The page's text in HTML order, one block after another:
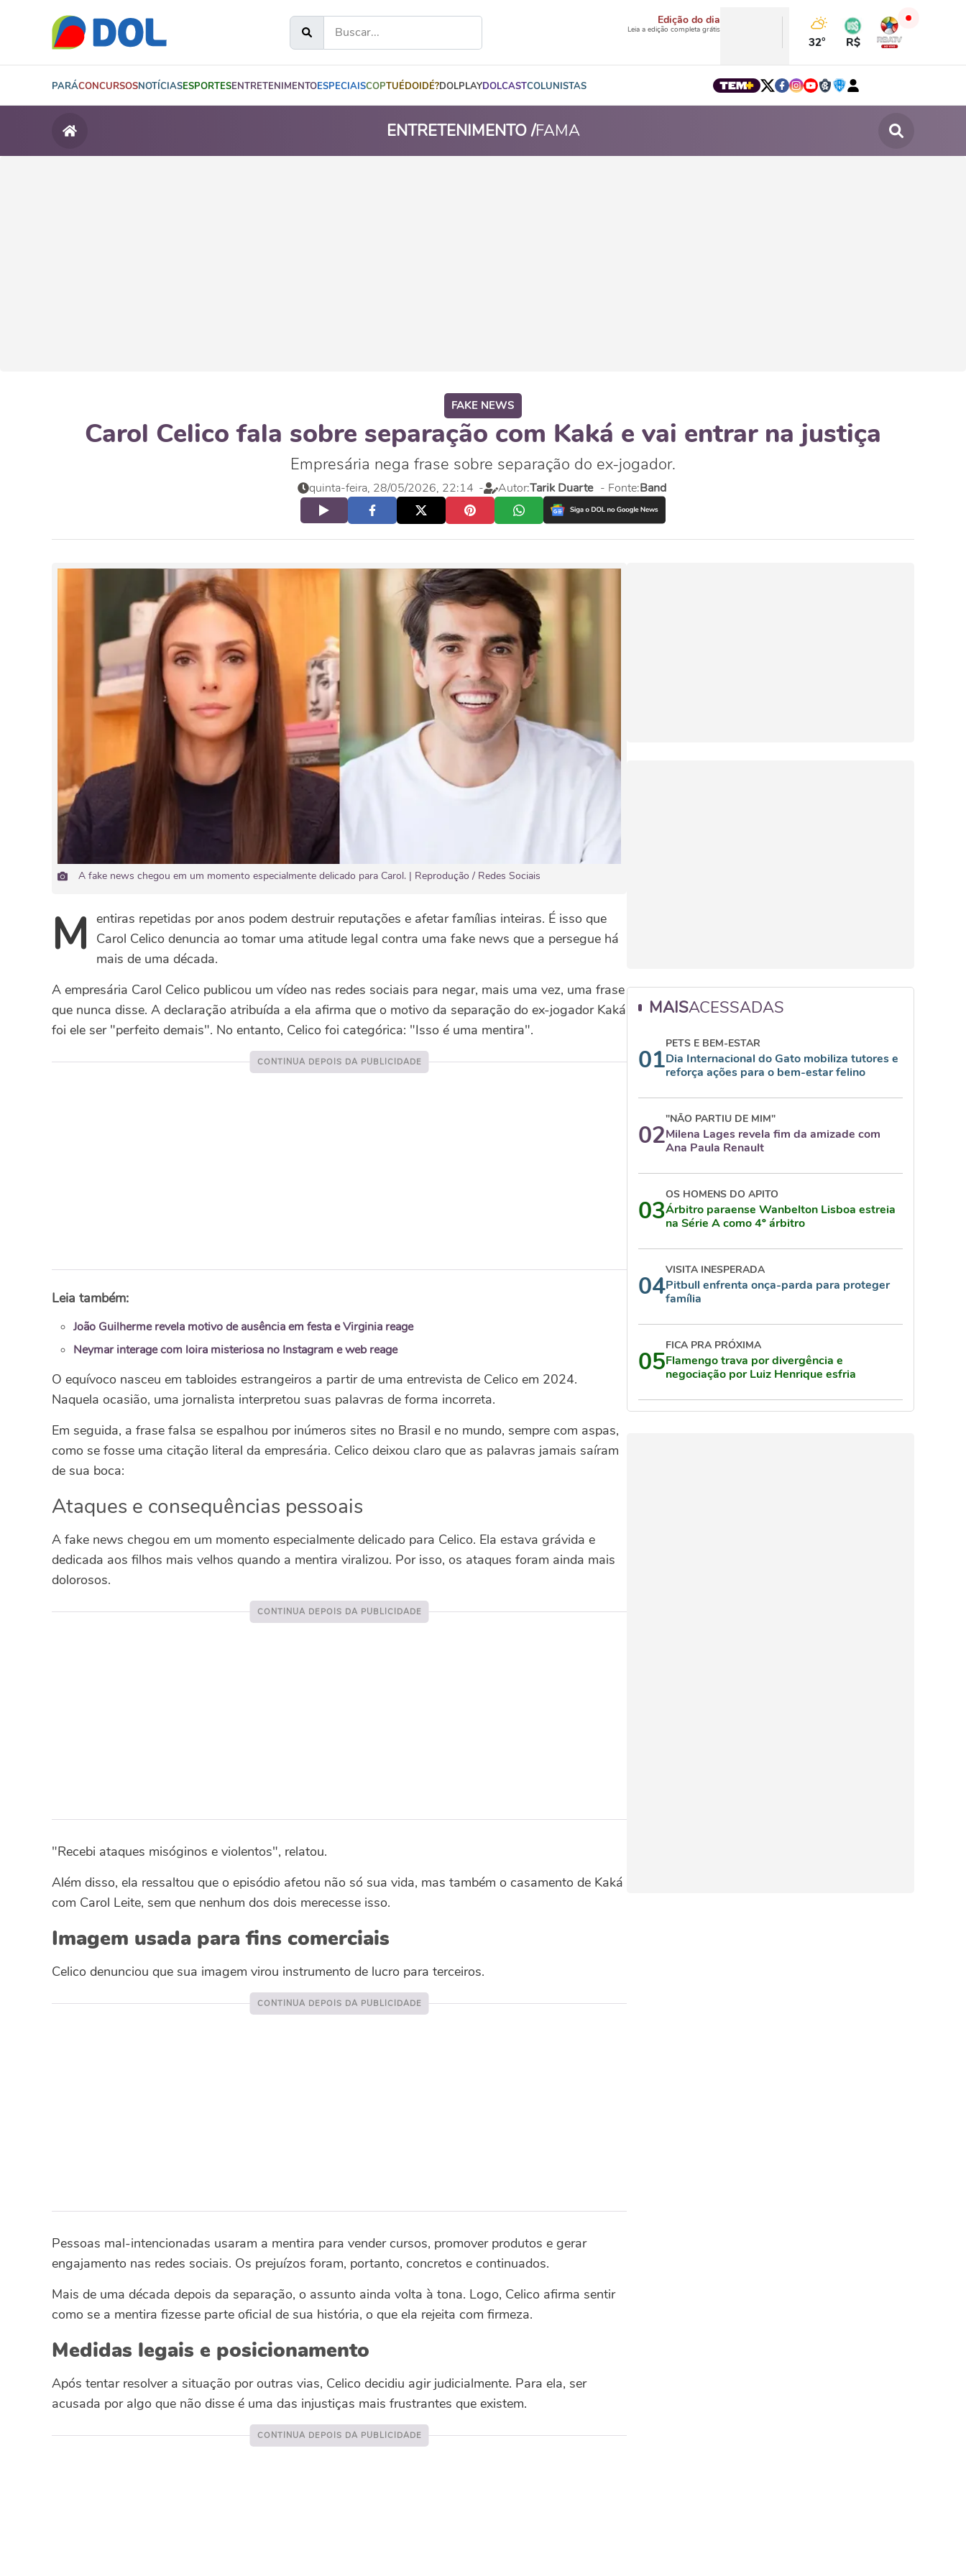
Edição do dia
Leia a edição completa grátis
32° R$
PARÁCONCURSOSNOTÍCIASESPORTESENTRETENIMENTOESPECIAISCOPTUÉDOIDÉ?DOLPLAYDOLCASTCOLUNISTAS
ENTRETENIMENTO /FAMA
FAKE NEWS
Carol Celico fala sobre separação com Kaká e vai entrar na justiça
Empresária nega frase sobre separação do ex-jogador.
quinta-feira, 28/05/2026, 22:14 - Autor:Tarik Duarte - Fonte:Band
A fake news chegou em um momento especialmente delicado para Carol. | Reprodução / Redes Sociais
Mentiras repetidas por anos podem destruir reputações e afetar famílias inteiras. É isso que
Carol Celico denuncia ao tomar uma atitude legal contra uma fake news que a persegue há
mais de uma década.
A empresária Carol Celico publicou um vídeo nas redes sociais para negar, mais uma vez, uma frase
que nunca disse. A declaração atribuída a ela afirma que o motivo da separação do ex-jogador Kaká
foi ele ser "perfeito demais". No entanto, Celico foi categórica: "Isso é uma mentira".
Leia também:
João Guilherme revela motivo de ausência em festa e Virginia reage
Neymar interage com loira misteriosa no Instagram e web reage
O equívoco nasceu em tabloides estrangeiros a partir de uma entrevista de Celico em 2024.
Naquela ocasião, uma jornalista interpretou suas palavras de forma incorreta.
Em seguida, a frase falsa se espalhou por inúmeros sites no Brasil e no mundo, sempre com aspas,
como se fosse uma citação literal da empresária. Celico deixou claro que as palavras jamais saíram
de sua boca:
Ataques e consequências pessoais
A fake news chegou em um momento especialmente delicado para Celico. Ela estava grávida e
dedicada aos filhos mais velhos quando a mentira viralizou. Por isso, os ataques foram ainda mais
dolorosos.
"Recebi ataques misóginos e violentos", relatou.
Além disso, ela ressaltou que o episódio afetou não só sua vida, mas também o casamento de Kaká
com Carol Leite, sem que nenhum dos dois merecesse isso.
Imagem usada para fins comerciais
Celico denunciou que sua imagem virou instrumento de lucro para terceiros.
Pessoas mal-intencionadas usaram a mentira para vender cursos, promover produtos e gerar
engajamento nas redes sociais. Os prejuízos foram, portanto, concretos e continuados.
Mais de uma década depois da separação, o assunto ainda volta à tona. Logo, Celico afirma sentir
como se a mentira fizesse parte oficial de sua história, o que ela rejeita com firmeza.
Medidas legais e posicionamento
Após tentar resolver a situação por outras vias, Celico decidiu agir judicialmente. Para ela, ser
acusada por algo que não disse é uma das injustiças mais frustrantes que existem.
MAISACESSADAS
01
PETS E BEM-ESTAR
Dia Internacional do Gato mobiliza tutores e
reforça ações para o bem-estar felino
02
"NÃO PARTIU DE MIM"
Milena Lages revela fim da amizade com
Ana Paula Renault
03
OS HOMENS DO APITO
Árbitro paraense Wanbelton Lisboa estreia
na Série A como 4º árbitro
04
VISITA INESPERADA
Pitbull enfrenta onça-parda para proteger
família
05
FICA PRA PRÓXIMA
Flamengo trava por divergência e
negociação por Luiz Henrique esfria